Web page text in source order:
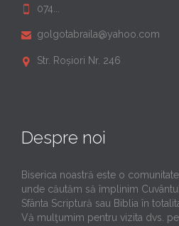
074...
 golgotabraila@yahoo.com
 Str. Roșiori Nr. 246
Despre noi
Biserica noastră este o
unde căutăm să împlinim
Sfânta Scriptură sau Biblia în
Vă mulţumim pentru vizita dvs.